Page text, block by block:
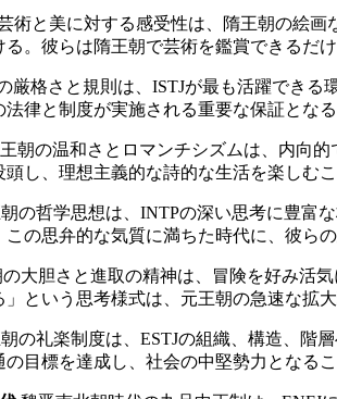
術と美に対する感受性は、隋王朝の絵
。彼らは隋王朝で芸術を鑑賞できるだ
厳格さと規則は、ISTJが最も活躍でき
律と制度が実施される重要な保証となる
朝の温和さとロマンチシズムは、内向
し、理想主義的な詩的な生活を楽しむこ
の哲学思想は、INTPの深い思考に豊富
の思弁的な気質に満ちた時代に、彼ら
の大胆さと進取の精神は、冒険を好み活
という思考様式は、元王朝の急速な拡大
の礼楽制度は、ESTJの組織、構造、階
目標を達成し、社会の中堅勢力となるこ